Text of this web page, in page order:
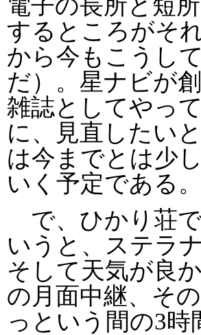
電子の長所と短
するところがそ
から今もこうし
だ）。星ナビが
雑誌としてやっ
に、見直したい
は今までとは少
いく予定である
で、ひかり荘
いうと、ステラ
そして天気が良
の月面中継、そ
っという間の3